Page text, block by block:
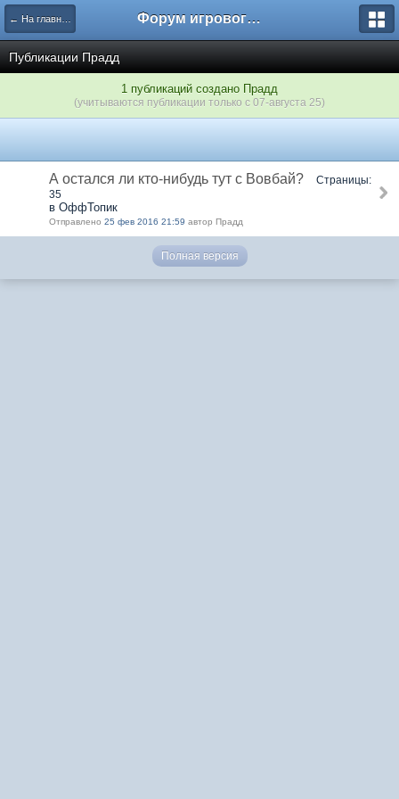
← На главную Форум игрового проекта Riverrise
Публикации Прадд
1 публикаций создано Прадд
(учитываются публикации только с 07-августа 25)
А остался ли кто-нибудь тут с Вовбай?
Страницы:
35
в ОффТопик
Отправлено 25 фев 2016 21:59 автор Прадд
Полная версия